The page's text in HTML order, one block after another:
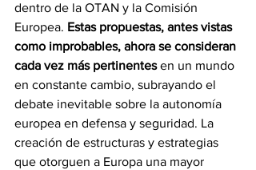
dentro de la OTAN y la Comisión
Europea. Estas propuestas, antes vistas
como improbables, ahora se consideran
cada vez más pertinentes en un mundo
en constante cambio, subrayando el
debate inevitable sobre la autonomía
europea en defensa y seguridad. La
creación de estructuras y estrategias
que otorguen a Europa una mayor